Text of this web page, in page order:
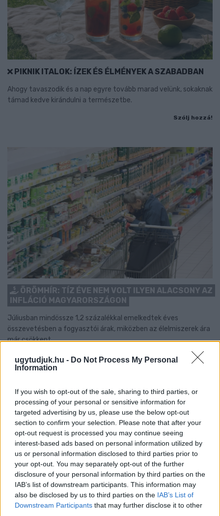
ugytudjuk.hu - Do Not Process My Personal
Information
If you wish to opt-out of the sale, sharing to third parties, or
processing of your personal or sensitive information for
targeted advertising by us, please use the below opt-out
section to confirm your selection. Please note that after your
opt-out request is processed you may continue seeing
interest-based ads based on personal information utilized by
us or personal information disclosed to third parties prior to
your opt-out. You may separately opt-out of the further
disclosure of your personal information by third parties on the
IAB’s list of downstream participants. This information may
also be disclosed by us to third parties on the IAB’s List of
Downstream Participants that may further disclose it to other
PIKNIK ITALOK: ÍZEK ÉS ÉLMÉNYEK A SZABADBAN
Ahogy tavaszodik és a nap egyre tovább marad velünk, sokaknak
támad kedve kirándulni a természetbe.
Szólj hozzá!
ÖRÖMHÍR: TÍZ ÉVE NEM VOLT ILYEN ALACSONY AZ
INFLÁCIÓ MAGYARORSZÁGON
Júliusban mindössze 1,2 százalékkal emelkedtek éves
összevetésben a fogyasztói árak, miközben az élelmiszerek ára
már csökkent.
Szólj hozzá!